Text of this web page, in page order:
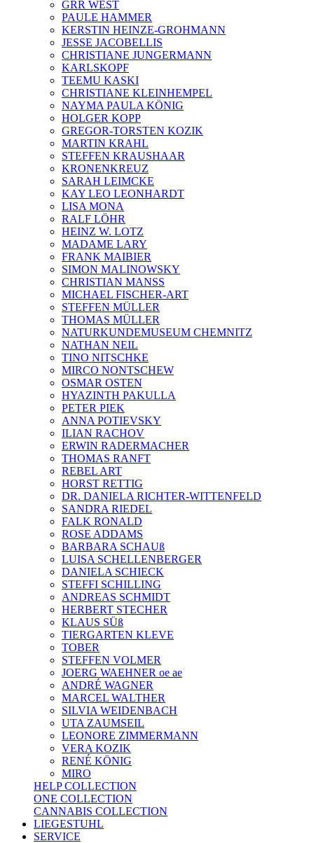
GRR WEST
PAULE HAMMER
KERSTIN HEINZE-GROHMANN
JESSE JACOBELLIS
CHRISTIANE JUNGERMANN
KARLSKOPF
TEEMU KASKI
CHRISTIANE KLEINHEMPEL
NAYMA PAULA KÖNIG
HOLGER KOPP
GREGOR-TORSTEN KOZIK
MARTIN KRAHL
STEFFEN KRAUSHAAR
KRONENKREUZ
SARAH LEIMCKE
KAY LEO LEONHARDT
LISA MONA
RALF LÖHR
HEINZ W. LOTZ
MADAME LARY
FRANK MAIBIER
SIMON MALINOWSKY
CHRISTIAN MANSS
MICHAEL FISCHER-ART
STEFFEN MÜLLER
THOMAS MÜLLER
NATURKUNDEMUSEUM CHEMNITZ
NATHAN NEIL
TINO NITSCHKE
MIRCO NONTSCHEW
OSMAR OSTEN
HYAZINTH PAKULLA
PETER PIEK
ANNA POTIEVSKY
ILIAN RACHOV
ERWIN RADERMACHER
THOMAS RANFT
REBEL ART
HORST RETTIG
DR. DANIELA RICHTER-WITTENFELD
SANDRA RIEDEL
FALK RONALD
ROSE ADDAMS
BARBARA SCHAUß
LUISA SCHELLENBERGER
DANIELA SCHIECK
STEFFI SCHILLING
ANDREAS SCHMIDT
HERBERT STECHER
KLAUS SÜß
TIERGARTEN KLEVE
TOBER
STEFFEN VOLMER
JOERG WAEHNER oe ae
ANDRÉ WAGNER
MARCEL WALTHER
SILVIA WEIDENBACH
UTA ZAUMSEIL
LEONORE ZIMMERMANN
VERA KOZIK
RENÉ KÖNIG
MIRO
HELP COLLECTION
ONE COLLECTION
CANNABIS COLLECTION
LIEGESTUHL
SERVICE